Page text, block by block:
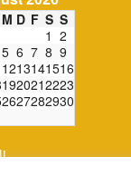
M D F S S
1 2
5 6 7 8 9
1213141516
1920212223
2627282930